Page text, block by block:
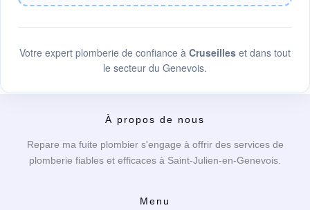
Votre expert plomberie de confiance à Cruseilles et dans tout
le secteur du Genevois.
À propos de nous
Repare ma fuite plombier s'engage à offrir des services de
plomberie fiables et efficaces à Saint-Julien-en-Genevois.
Menu